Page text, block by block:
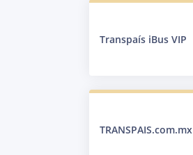
Transpaís iBus VIP
TRANSPAIS.com.mx